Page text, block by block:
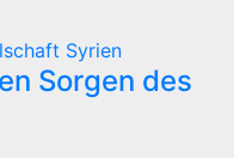
Syrien
Sorgen des